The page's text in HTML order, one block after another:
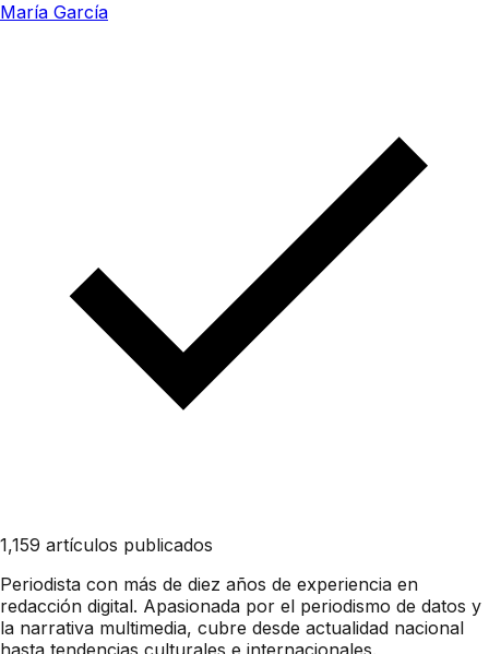
María García
1,159 artículos publicados
Periodista con más de diez años de experiencia en
redacción digital. Apasionada por el periodismo de datos y
la narrativa multimedia, cubre desde actualidad nacional